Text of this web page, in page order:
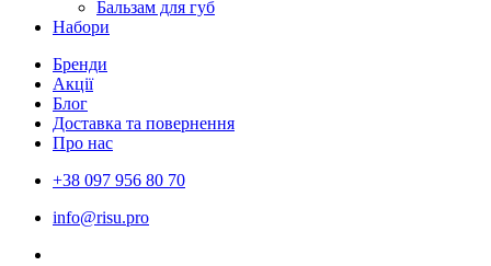
Бальзам для губ
Набори
Бренди
Акції
Блог
Доставка та повернення
Про нас
+38 097 956 80 70
info@risu.pro